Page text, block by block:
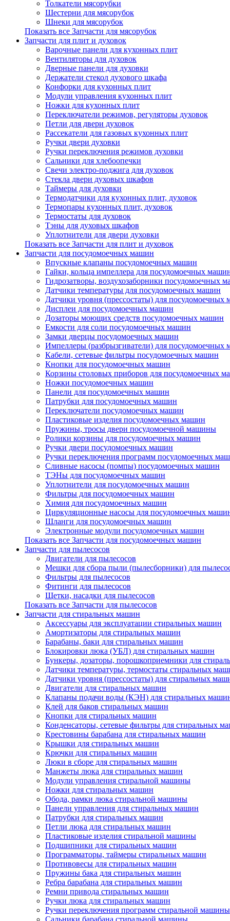
Толкатели мясорубки
Шестерни для мясорубок
Шнеки для мясорубок
Показать все Запчасти для мясорубок
Запчасти для плит и духовок
Варочные панели для кухонных плит
Вентиляторы для духовок
Дверные панели для духовки
Держатели стекол духового шкафа
Конфорки для кухонных плит
Модули управления кухонных плит
Ножки для кухонных плит
Переключатели режимов, регуляторы духовок
Петли для двери духовок
Рассекатели для газовых кухонных плит
Ручки двери духовки
Ручки переключения режимов духовки
Сальники для хлебоопечки
Свечи электро-поджига для духовок
Стекла двери духовых шкафов
Таймеры для духовки
Термодатчики для кухонных плит, духовок
Термопары кухонных плит, духовок
Термостаты для духовок
Тэны для духовых шкафов
Уплотнители для двери духовки
Показать все Запчасти для плит и духовок
Запчасти для посудомоечных машин
Впускные клапаны посудомоечных машин
Гайки, кольца импеллера для посудомоечных
Гидрозатворы, воздухозаборники посудомоечных
Датчики температуры для посудомоечных машин
Датчики уровня (прессостаты) для посудомоечных
Дисплеи для посудомоечных машин
Дозаторы моющих средств посудомоечных машин
Емкости для соли посудомоечных машин
Замки дверцы посудомоечных машин
Импеллеры (разбрызгиватели) для посудомоечных
Кабели, сетевые фильтры посудомоечных машин
Кнопки для посудомоечных машин
Корзины столовых приборов для посудомоечных
Ножки посудомоечных машин
Панели для посудомоечных машин
Патрубки для посудомоечных машин
Переключатели посудомоечных машин
Пластиковые изделия посудомоечных машин
Пружины, тросы двери посудомоечной машины
Ролики корзины для посудомоечных машин
Ручки двери посудомоечных машин
Ручки переключения программ посудомоечных
Сливные насосы (помпы) посудомоечных машин
ТЭНы для посудомоечных машин
Уплотнители для посудомоечных машин
Фильтры для посудомоечных машин
Химия для посудомоечных машин
Циркуляционные насосы для посудомоечных
Шланги для посудомоечных машин
Электронные модули посудомоечных машин
Показать все Запчасти для посудомоечных машин
Запчасти для пылесосов
Двигатели для пылесосов
Мешки для сбора пыли (пылесборники) для
Фильтры для пылесосов
Фитинги для пылесосов
Щетки, насадки для пылесосов
Показать все Запчасти для пылесосов
Запчасти для стиральных машин
Аксессуары для эксплуатации стиральных машин
Амортизаторы для стиральных машин
Барабаны, баки для стиральных машин
Блокировки люка (УБЛ) для стиральных машин
Бункеры, дозаторы, порошкоприемники для
Датчики температуры, термостаты стиральных
Датчики уровня (прессостаты) для стиральных
Двигатели для стиральных машин
Клапаны подачи воды (КЭН) для стиральных
Клей для баков стиральных машин
Кнопки для стиральных машин
Конденсаторы, сетевые фильтры для стиральных
Крестовины барабана для стиральных машин
Крышки для стиральных машин
Крючки для стиральных машин
Люки в сборе для стиральных машин
Манжеты люка для стиральных машин
Модули управления стиральной машины
Ножки для стиральных машин
Обода, рамки люка стиральной машины
Панели управления для стиральных машин
Патрубки для стиральных машин
Петли люка для стиральных машин
Пластиковые изделия стиральной машины
Подшипники для стиральных машин
Программаторы, таймеры стиральных машин
Противовесы для стиральных машин
Пружины бака для стиральных машин
Ребра барабана для стиральных машин
Ремни привода стиральных машин
Ручки люка для стиральных машин
Ручки переключения программ стиральной машины
Сальники барабана стиральной машины